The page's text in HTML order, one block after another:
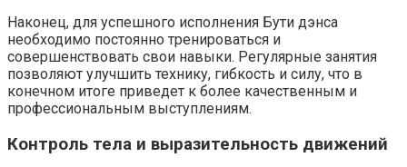
Наконец, для успешного исполнения Бути дэнса
необходимо постоянно тренироваться и
совершенствовать свои навыки. Регулярные занятия
позволяют улучшить технику, гибкость и силу, что в
конечном итоге приведет к более качественным и
профессиональным выступлениям.
Контроль тела и выразительность движений